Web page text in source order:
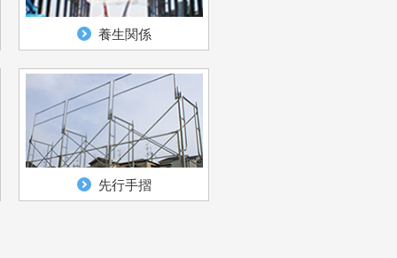
養生関係
先行手摺